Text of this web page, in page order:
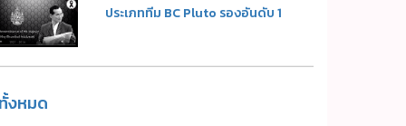
ประเภททีม BC Pluto รองอันดับ 1
งหมด